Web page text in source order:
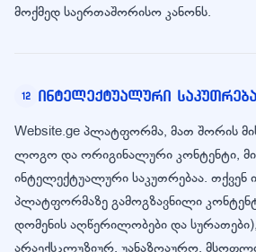
მოქმედ საერთაშორისო კანონს.
12 ინტელექტუალური საკუთრება
Website.ge პლატფორმა, მათ შორის
ლოგო და ორიგინალური კონტენტი,
ინტელექტუალური საკუთრებაა. თქვენ
პლატფორმაზე გამოგზავნილი
დომენის აღწერილობები და